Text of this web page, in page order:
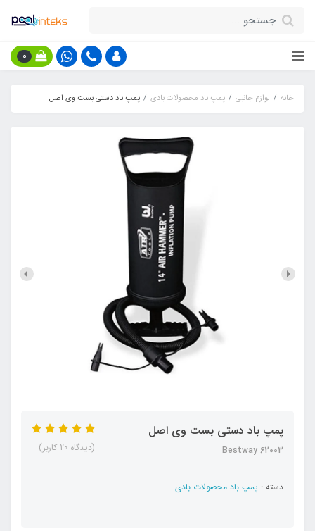
0
خانه لوازم جانبی پمپ باد محصولات بادی پمپ باد دستی بست وی اصل
پمپ باد دستی بست وی اصل
Bestway 62003
دسته : پمپ باد محصولات بادی
(دیدگاه 20 کاربر)